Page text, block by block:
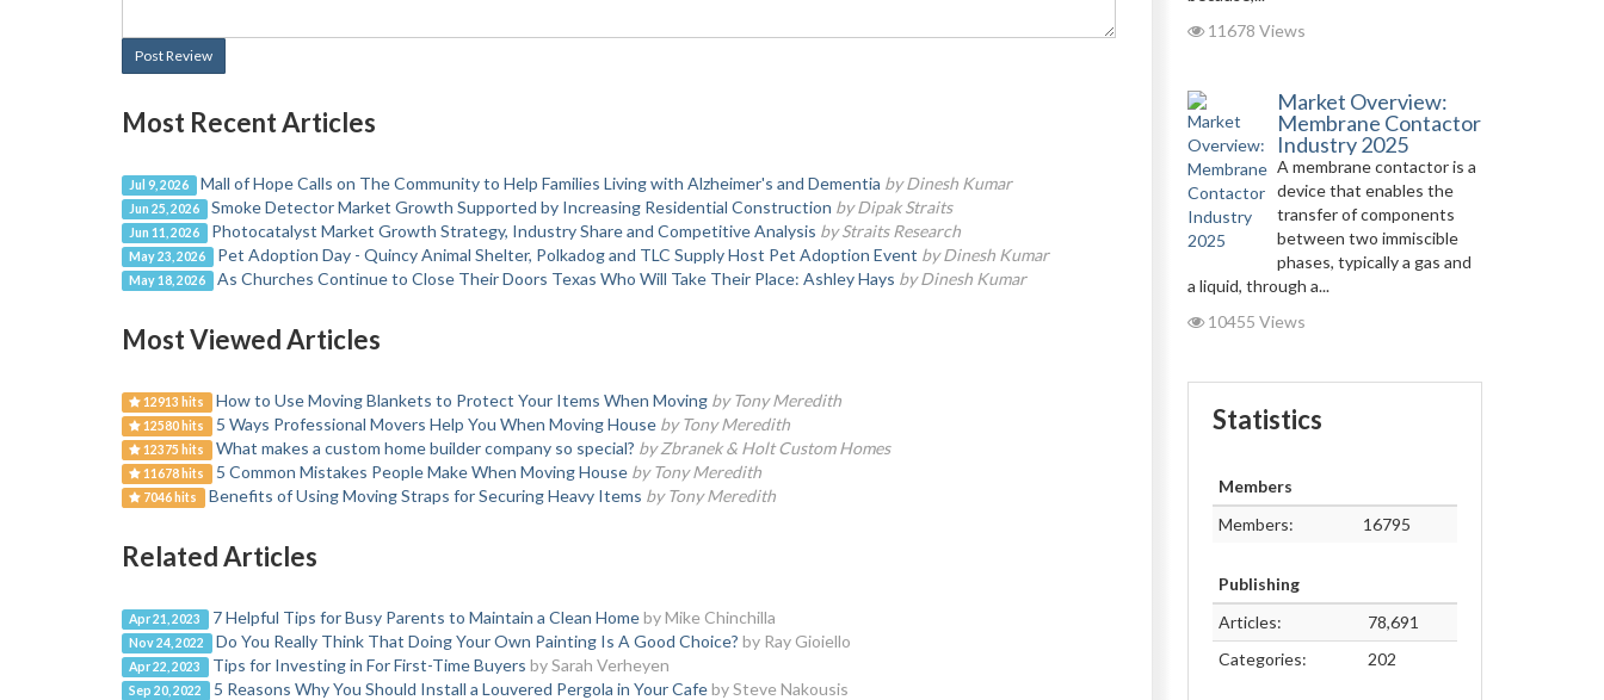
Post Review
Most Recent Articles
Jul 9, 2026 Mall of Hope Calls on The Community to Help Families Living with Alzheimer's and Dementia by Dinesh Kumar
Jun 25, 2026 Smoke Detector Market Growth Supported by Increasing Residential Construction by Dipak Straits
Jun 11, 2026 Photocatalyst Market Growth Strategy, Industry Share and Competitive Analysis by Straits Research
May 23, 2026 Pet Adoption Day - Quincy Animal Shelter, Polkadog and TLC Supply Host Pet Adoption Event by Dinesh Kumar
May 18, 2026 As Churches Continue to Close Their Doors Texas Who Will Take Their Place: Ashley Hays by Dinesh Kumar
Most Viewed Articles
12913 hits How to Use Moving Blankets to Protect Your Items When Moving by Tony Meredith
12580 hits 5 Ways Professional Movers Help You When Moving House by Tony Meredith
12375 hits What makes a custom home builder company so special? by Zbranek & Holt Custom Homes
11678 hits 5 Common Mistakes People Make When Moving House by Tony Meredith
7046 hits Benefits of Using Moving Straps for Securing Heavy Items by Tony Meredith
Related Articles
Apr 21, 2023 7 Helpful Tips for Busy Parents to Maintain a Clean Home by Mike Chinchilla
Nov 24, 2022 Do You Really Think That Doing Your Own Painting Is A Good Choice? by Ray Gioiello
Apr 22, 2023 Tips for Investing in For First-Time Buyers by Sarah Verheyen
Sep 20, 2022 5 Reasons Why You Should Install a Louvered Pergola in Your Cafe by Steve Nakousis
11678 Views
Market Overview:
Membrane Contactor
Industry 2025
A membrane contactor is a
device that enables the
transfer of components
between two immiscible
phases, typically a gas and
a liquid, through a...
10455 Views
Statistics
Members
Members:
16795
Publishing
Articles:
78,691
Categories:
202